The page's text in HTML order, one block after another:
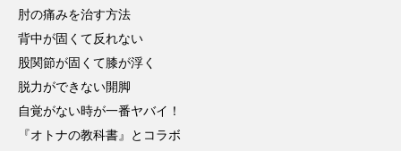
肘の痛みを治す方法
背中が固くて反れない
股関節が固くて膝が浮く
脱力ができない開脚
自覚がない時が一番ヤバイ！
『オトナの教科書』とコラボ